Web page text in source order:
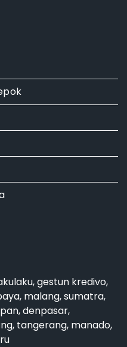
,gestun kredivo,
, malang, sumatra,
denpasar,
tangerang, manado,